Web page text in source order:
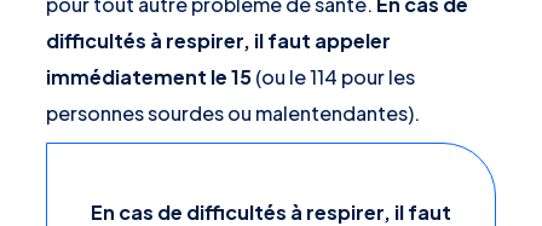
difficultés à respirer, il faut appeler
immédiatement le 15(ou le 114 pour les
personnes sourdes ou malentendantes).
En cas de difficultés à respirer, il faut